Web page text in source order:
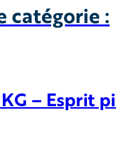
catégorie :
– Esprit